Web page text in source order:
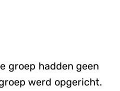
groep hadden geen
werd opgericht.